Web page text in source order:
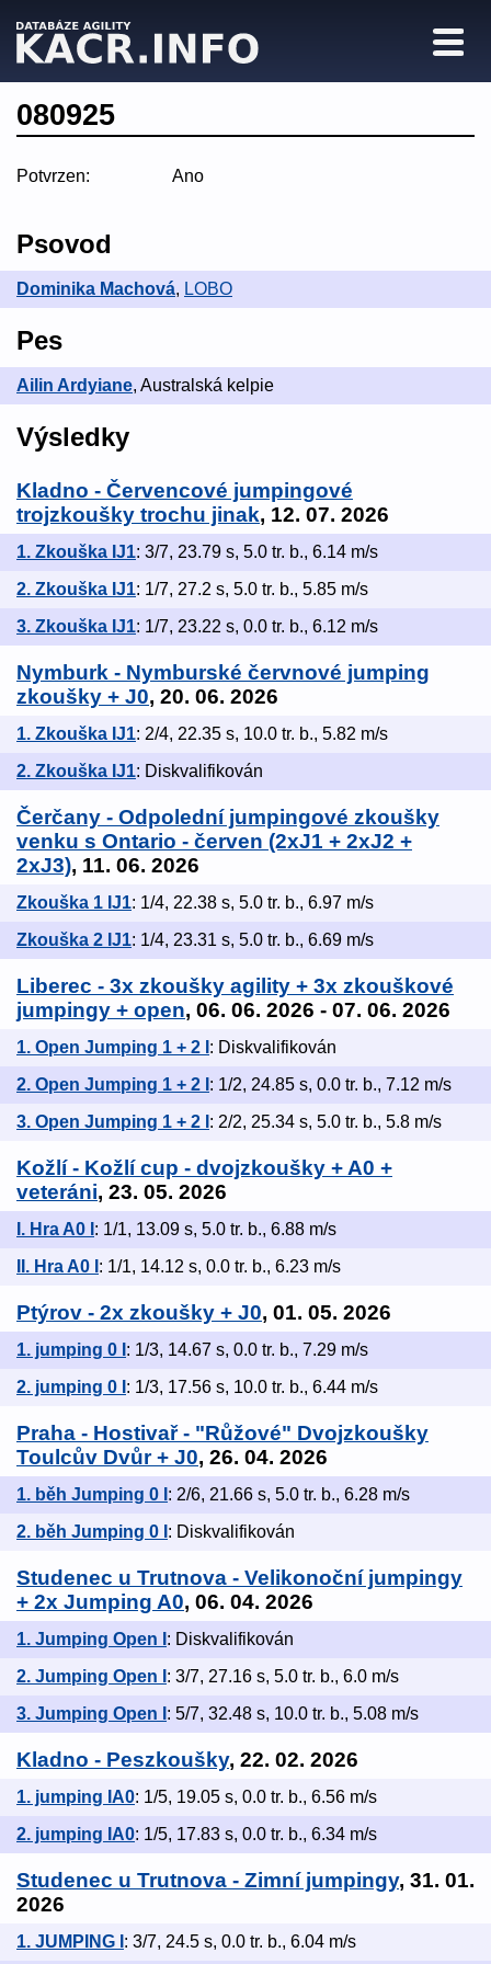
080925
Potvrzen: Ano
Psovod
Dominika Machová, LOBO
Pes
Ailin Ardyiane, Australská kelpie
Výsledky
Kladno - Červencové jumpingové
trojzkoušky trochu jinak, 12. 07. 2026
1. Zkouška IJ1: 3/7, 23.79 s, 5.0 tr. b., 6.14 m/s
2. Zkouška IJ1: 1/7, 27.2 s, 5.0 tr. b., 5.85 m/s
3. Zkouška IJ1: 1/7, 23.22 s, 0.0 tr. b., 6.12 m/s
Nymburk - Nymburské červnové jumping
zkoušky + J0, 20. 06. 2026
1. Zkouška IJ1: 2/4, 22.35 s, 10.0 tr. b., 5.82 m/s
2. Zkouška IJ1: Diskvalifikován
Čerčany - Odpolední jumpingové zkoušky
venku s Ontario - červen (2xJ1 + 2xJ2 +
2xJ3), 11. 06. 2026
Zkouška 1 IJ1: 1/4, 22.38 s, 5.0 tr. b., 6.97 m/s
Zkouška 2 IJ1: 1/4, 23.31 s, 5.0 tr. b., 6.69 m/s
Liberec - 3x zkoušky agility + 3x zkouškové
jumpingy + open, 06. 06. 2026 - 07. 06. 2026
1. Open Jumping 1 + 2 I : Diskvalifikován
2. Open Jumping 1 + 2 I : 1/2, 24.85 s, 0.0 tr. b., 7.12 m/s
3. Open Jumping 1 + 2 I : 2/2, 25.34 s, 5.0 tr. b., 5.8 m/s
Kožlí - Kožlí cup - dvojzkoušky + A0 +
veteráni, 23. 05. 2026
I. Hra A0 I : 1/1, 13.09 s, 5.0 tr. b., 6.88 m/s
II. Hra A0 I : 1/1, 14.12 s, 0.0 tr. b., 6.23 m/s
Ptýrov - 2x zkoušky + J0, 01. 05. 2026
1. jumping 0 I : 1/3, 14.67 s, 0.0 tr. b., 7.29 m/s
2. jumping 0 I : 1/3, 17.56 s, 10.0 tr. b., 6.44 m/s
Praha - Hostivař - "Růžové" Dvojzkoušky
Toulcův Dvůr + J0, 26. 04. 2026
1. běh Jumping 0 I : 2/6, 21.66 s, 5.0 tr. b., 6.28 m/s
2. běh Jumping 0 I : Diskvalifikován
Studenec u Trutnova - Velikonoční jumpingy
+ 2x Jumping A0, 06. 04. 2026
1. Jumping Open I : Diskvalifikován
2. Jumping Open I : 3/7, 27.16 s, 5.0 tr. b., 6.0 m/s
3. Jumping Open I : 5/7, 32.48 s, 10.0 tr. b., 5.08 m/s
Kladno - Peszkoušky, 22. 02. 2026
1. jumping IA0: 1/5, 19.05 s, 0.0 tr. b., 6.56 m/s
2. jumping IA0: 1/5, 17.83 s, 0.0 tr. b., 6.34 m/s
Studenec u Trutnova - Zimní jumpingy, 31. 01.
2026
1. JUMPING I : 3/7, 24.5 s, 0.0 tr. b., 6.04 m/s